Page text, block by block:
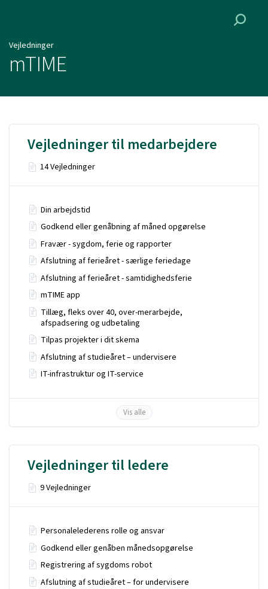
Vejledninger
mTIME
Vejledninger til medarbejdere
14 Vejledninger
Din arbejdstid
Godkend eller genåbning af måned opgørelse
Fravær - sygdom, ferie og rapporter
Afslutning af ferieåret - særlige feriedage
Afslutning af ferieåret - samtidighedsferie
mTIME app
Tillæg, fleks over 40, over-merarbejde,
afspadsering og udbetaling
Tilpas projekter i dit skema
Afslutning af studieåret – undervisere
IT-infrastruktur og IT-service
Vis alle
Vejledninger til ledere
9 Vejledninger
Personalelederens rolle og ansvar
Godkend eller genåben månedsopgørelse
Registrering af sygdoms robot
Afslutning af studieåret – for undervisere